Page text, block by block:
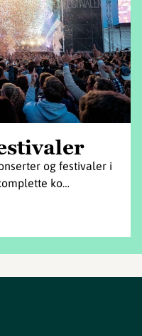
og festivaler i
ko…